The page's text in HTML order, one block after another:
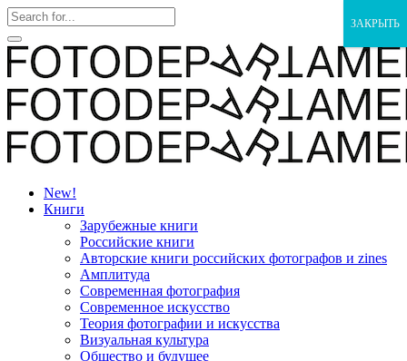
New!
Книги
Зарубежные книги
Российские книги
Авторские книги российских фотографов и zines
Амплитуда
Современная фотография
Современное искусство
Теория фотографии и искусства
Визуальная культура
Общество и будущее
ЗАКРЫТЬ